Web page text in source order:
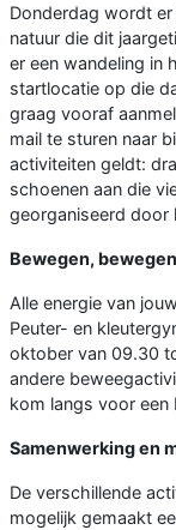
Donderdag wordt
natuur die dit
er een wandeling in
startlocatie op die
graag vooraf
mail te sturen naar
activiteiten geldt:
schoenen aan die
georganiseerd door
Bewegen,
Alle energie van
Peuter- en
oktober van 09.30
andere
kom langs voor
Samenwerking en
De verschillende
mogelijk gemaakt